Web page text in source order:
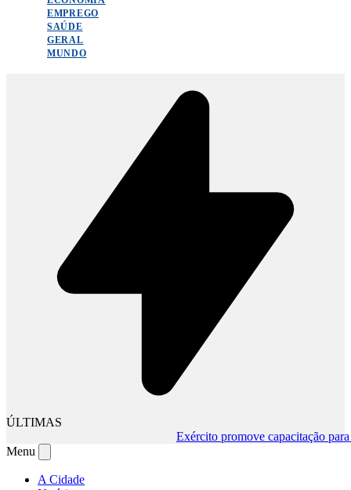
EMPREGO
SAÚDE
GERAL
MUNDO
ÚLTIMAS
Exército promove capacitação para
Menu
A Cidade